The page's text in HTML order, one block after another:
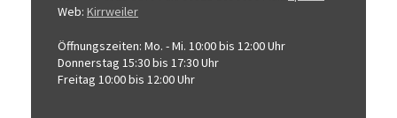
Web: Kirrweiler
Öffnungszeiten: Mo. - Mi. 10:00 bis 12:00 Uhr
Donnerstag 15:30 bis 17:30 Uhr
Freitag 10:00 bis 12:00 Uhr